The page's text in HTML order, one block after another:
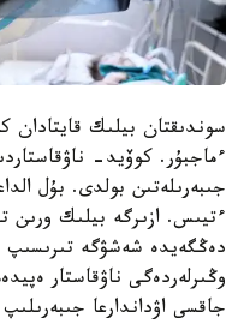
سوندىقتان بيلىك
ءماجبۇر. كوۆيد-
ءتيىس. ازىرگە بيلىك ورىن
دەڭگەيدە شەشۋگە
وڭىرلەردەگى ناۋقاستار
جاقسى اۋداندارعا